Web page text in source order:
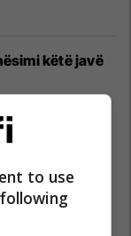
këtë javë
to use